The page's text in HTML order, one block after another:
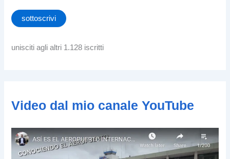
i
r
z
a
sottoscrivi
unisciti agli altri 1.128 iscritti
Video dal mio canale YouTube